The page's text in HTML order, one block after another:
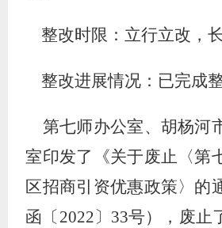
整改时限：立行立改，
整改进展情况：已完成
第七师办公室、胡杨河
室印发了
《关于废止〈第
区招商引资优惠政策〉的
函〔 2022〕 33号），废止